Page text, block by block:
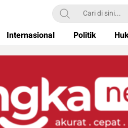
Internasional Politik